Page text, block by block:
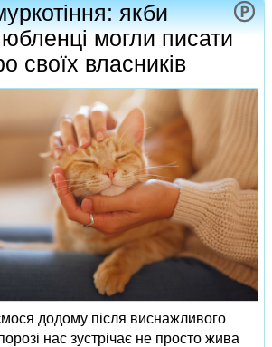
якби
могли писати
своїх власників
додому після виснажливого
нас зустрічає не просто жива